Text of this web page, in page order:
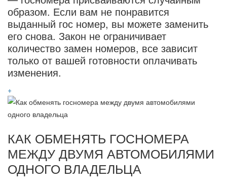
образом. Если вам не понравится
выданный гос номер, вы можете заменить
его снова. Закон не ограничивает
количество замен номеров, все зависит
только от вашей готовности оплачивать
изменения.
+
КАК ОБМЕНЯТЬ ГОСНОМЕРА
МЕЖДУ ДВУМЯ АВТОМОБИЛЯМИ
ОДНОГО ВЛАДЕЛЬЦА